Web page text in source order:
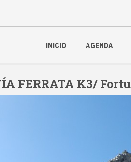
INICIO AGENDA
FERRATA K3/